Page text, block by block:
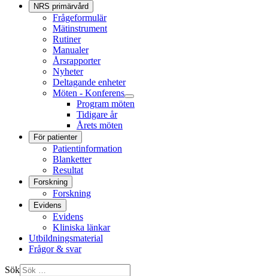
NRS primärvård
Frågeformulär
Mätinstrument
Rutiner
Manualer
Årsrapporter
Nyheter
Deltagande enheter
Möten - Konferens
Program möten
Tidigare år
Årets möten
För patienter
Patientinformation
Blanketter
Resultat
Forskning
Forskning
Evidens
Evidens
Kliniska länkar
Utbildningsmaterial
Frågor & svar
Sök